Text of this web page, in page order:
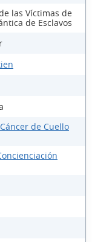
las Víctimas de
de Esclavos
de Cuello